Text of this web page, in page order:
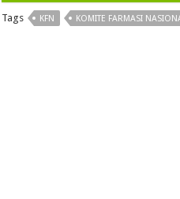
Tags KFN KOMITE FARMASI